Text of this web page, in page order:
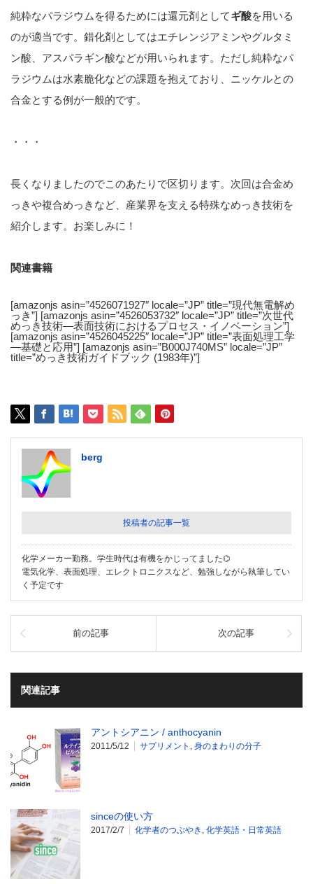
純粋なパラジウムを得るためには還元剤としてギ酸を用いる
のが適当です。錯化剤としてはエチレンジアミンやグルタミ
ン酸、アスパラギン酸などが用いられます。ただし純粋なパ
ラジウムは水素脆化などの課題を抱えており、ニッケルとの
合金とする例が一般的です。
・・・
長くなりましたのでこのあたりで区切ります。次回は合金め
っきや複合めっきなど、産業界を支える特殊なめっき技術を
紹介します。お楽しみに！
関連書籍
[amazonjs asin=”4526071927″ locale=”JP” title=”現代無電解め
っき”] [amazonjs asin=”4526053732″ locale=”JP” title=”次世代
めっき技術―表面技術におけるプロセス・イノベーション”]
[amazonjs asin=”4526045225″ locale=”JP” title=”表面処理工学
―基礎と応用”] [amazonjs asin=”B000J740MS” locale=”JP”
title=”めっき技術ガイドブック (1983年)”]
berg
投稿者の記事一覧
化学メーカー勤務。学生時代は有機をかじってました⌬
電気化学、表面処理、エレクトロニクスなど、勉強しながら執筆してい
く予定です
前の記事 次の記事
関連記事
アントシアニン / anthocyanin
2011/5/12 サプリメント , 身のまわりの分子
sinceの使い方
2017/2/7 化学者のつぶやき , 化学英語・日常英語